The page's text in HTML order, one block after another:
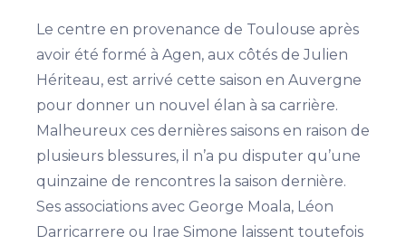
Le centre en provenance de Toulouse après
avoir été formé à Agen, aux côtés de Julien
Hériteau, est arrivé cette saison en Auvergne
pour donner un nouvel élan à sa carrière.
Malheureux ces dernières saisons en raison de
plusieurs blessures, il n’a pu disputer qu’une
quinzaine de rencontres la saison dernière.
Ses associations avec George Moala, Léon
Darricarrere ou Irae Simone laissent toutefois